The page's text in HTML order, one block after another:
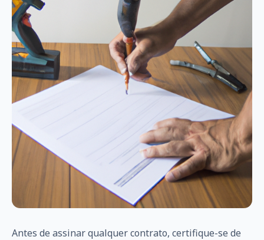
Antes de assinar qualquer contrato, certifique-se de